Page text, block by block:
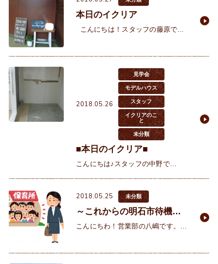
家族みんなで描きこみ
本日のイクリア
こんにちは！スタッフの藤原で
2018.05.26
見学会
モデルハウス
スタッフ
イクリアのこ
と
未分類
■本日のイクリア■
こんにちは♪スタッフの中野で
替前の様子）洗面とお風呂が撤去さ
れていきます
2018.05.25 未分類
～これからの明石市待機児
童問題～来年には、解消さ
こんにちわ！営業部の八嶋です。タ